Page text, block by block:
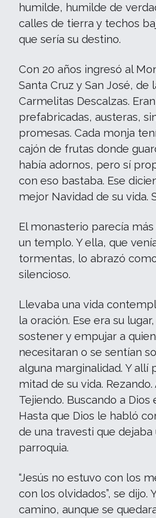
humilde, humilde de
calles de tierra y techos
que sería su destino.
Con 20 años ingresó al
Santa Cruz y San José, de
Carmelitas Descalzas.
prefabricadas, austeras,
promesas. Cada monja
cajón de frutas donde
había adornos, pero sí
con eso bastaba. Ese
mejor Navidad de su vida.
El monasterio parecía
un templo. Y ella, que
tormentas, lo abrazó
silencioso.
Llevaba una vida
la oración. Ese era su
sostener y empujar a
necesitaran o se sentían
alguna marginalidad. Y allí
mitad de su vida. Rezando.
Tejiendo. Buscando a Dios
Hasta que Dios le habló
de una travesti que
parroquia.
“Jesús no estuvo con los
con los olvidados”, se dijo.
camino, aunque se